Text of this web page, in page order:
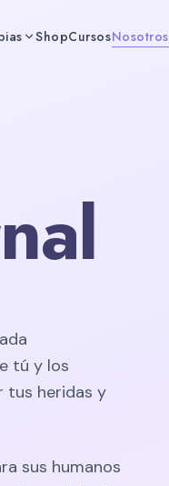
ShopCursosNosotros
tú y los
tus heridas y
sus humanos